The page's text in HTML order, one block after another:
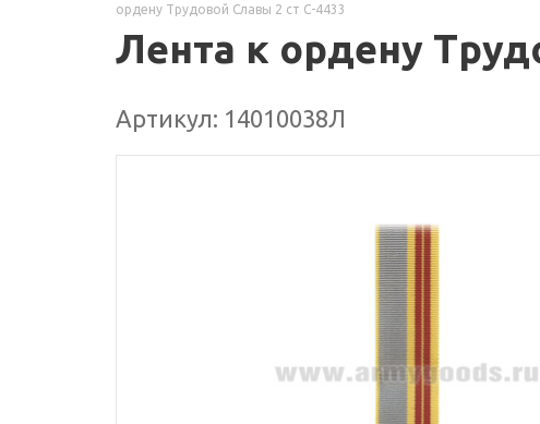
ордену Трудовой Славы 2 ст С-4433
Лента к ордену
Артикул: 14010038Л